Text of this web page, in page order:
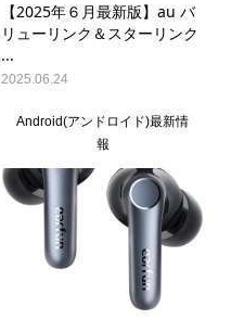
【2025年６月最新版】au バ
リューリンク＆スターリンク
...
2025.06.24
Android(アンドロイド)最新情
報